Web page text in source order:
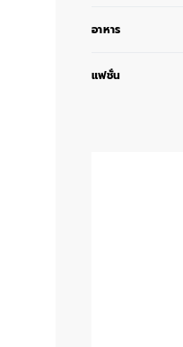
อาหาร
แฟชั่น